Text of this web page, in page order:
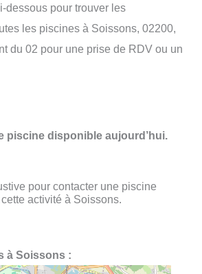
dessous pour trouver les
les piscines à Soissons, 02200,
du 02 pour une prise de RDV ou un
piscine disponible aujourd’hui.
pour contacter une piscine
activité à Soissons.
à Soissons :